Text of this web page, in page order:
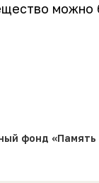
можно
фонд «Память